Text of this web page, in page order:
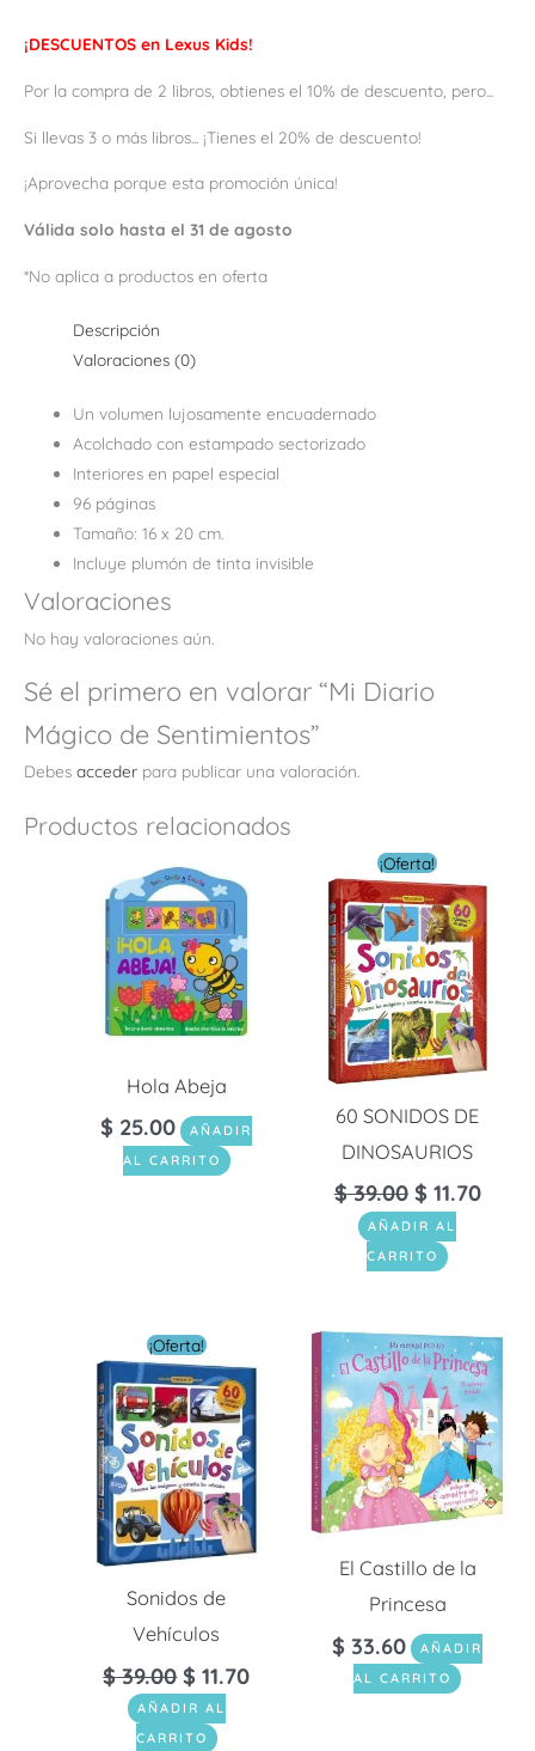
¡DESCUENTOS en Lexus Kids!
Por la compra de 2 libros, obtienes el 10% de descuento, pero...
Si llevas 3 o más libros... ¡Tienes el 20% de descuento!
¡Aprovecha porque esta promoción única!
Válida solo hasta el 31 de agosto
*No aplica a productos en oferta
Descripción
Valoraciones (0)
Un volumen lujosamente encuadernado
Acolchado con estampado sectorizado
Interiores en papel especial
96 páginas
Tamaño: 16 x 20 cm.
Incluye plumón de tinta invisible
Valoraciones
No hay valoraciones aún.
Sé el primero en valorar “Mi Diario
Mágico de Sentimientos”
Debes acceder para publicar una valoración.
Productos relacionados
Hola Abeja
$ 25.00
AÑADIR
AL CARRITO
¡Oferta!
60 SONIDOS DE
DINOSAURIOS
$39.00
El
precio
original
era:
$ 39.00.
$ 11.70
es:
$
AÑADIR AL
CARRITO
¡Oferta!
Sonidos de
Vehículos
$39.00
El
precio
original
era:
$ 39.00.
$ 11.70
precio
es:
$ 11.70.
AÑADIR AL
CARRITO
El Castillo de la
Princesa
$ 33.60
AÑADIR
AL CARRITO